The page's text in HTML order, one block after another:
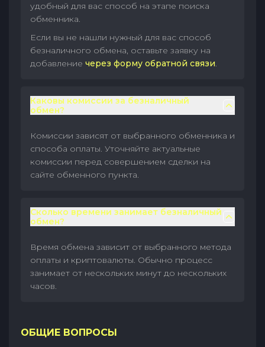
удобный для вас способ на этапе поиска
обменника.
Если вы не нашли нужный для вас способ
безналичного обмена, оставьте заявку на
добавление через форму обратной связи.
Каковы комиссии за безналичный
обмен?
Комиссии зависят от выбранного обменника и
способа оплаты. Уточняйте актуальные
комиссии перед совершением сделки на
сайте обменного пункта.
Сколько времени занимает безналичный
обмен?
Время обмена зависит от выбранного метода
оплаты и криптовалюты. Обычно процесс
занимает от нескольких минут до нескольких
часов.
ОБЩИЕ ВОПРОСЫ